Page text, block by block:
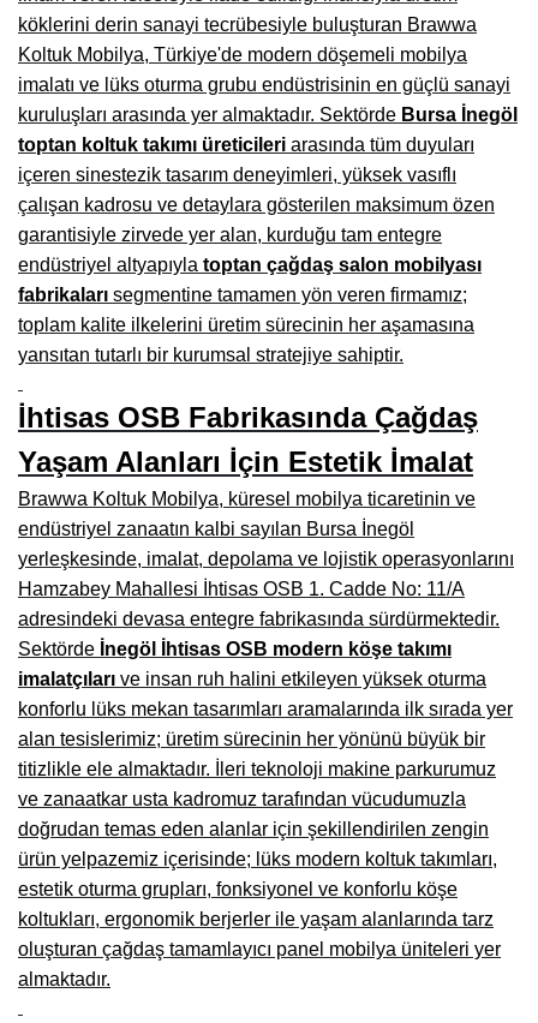
Burdur Mobilya İmalatçıları, Fabrikaları, Mağazaları
Eskişehir Mobilyacılar, Mobilya Mağazaları, Firmaları
Isparta Mobilyacılar, Mobilya Mağazaları, Fabrikaları
Çankırı Mobilyacılar, Mobilya Mağazaları, İmalatçıları
Mersin Mobilyacılar, Mobilya Mağazaları, Üreticileri
Antalya Mobilyacıları, Mobilya Mağazaları, Firmaları
Bolu Mobilyacılar, Mobilya Mağazaları, İmalatçıları
Kırklareli Mobilyacılar, Mobilya Firmaları, Mağazaları
Muğla Mobilyacılar, Mobilya Mağazaları, İmalatçıları
Kastamonu Mobilya Mağazaları, Firmaları
Sakarya Mobilyacılar, Mobilya Mağazaları, İmalatçıları
Manisa Mobilyacılar, Mobilya Fabrikaları, Mağazaları
Osmaniye Mobilyacılar, Mobilya Mağazaları, İmalatçıları
Düzce Mobilyacılar, Mobilya Mağazaları, Fabrikaları
Samsun Mobilyacıları, Mobilya Fabrikaları, Mağazaları
Balıkesir Mobilya Mağazaları, Fabrikaları, İmalatçıları
Kahramanmaraş Mobilya İmalatçıları, Mağazaları, Fabrikaları
Mardin Mobilyacılar, Mağazaları, İmalatçıları
Diyarbakır Mobilyacılar, Mobilya Firmaları, İmalatçıları
Şanlıurfa Mobilyacılar, Mobilya Mağazaları, Firmaları
Trabzon Mobilyacılar, Mobilya İmalatçıları, Mağazaları
köklerini derin sanayi tecrübesiyle buluşturan Brawwa
Koltuk Mobilya, Türkiye'de modern döşemeli mobilya
imalatı ve lüks oturma grubu endüstrisinin en güçlü sanayi
kuruluşları arasında yer almaktadır. Sektörde Bursa İnegöl
toptan koltuk takımı üreticileri arasında tüm duyuları
içeren sinestezik tasarım deneyimleri, yüksek vasıflı
çalışan kadrosu ve detaylara gösterilen maksimum özen
garantisiyle zirvede yer alan, kurduğu tam entegre
endüstriyel altyapıyla toptan çağdaş salon mobilyası
fabrikaları segmentine tamamen yön veren firmamız;
toplam kalite ilkelerini üretim sürecinin her aşamasına
yansıtan tutarlı bir kurumsal stratejiye sahiptir.
İhtisas OSB Fabrikasında Çağdaş
Yaşam Alanları İçin Estetik İmalat
Brawwa Koltuk Mobilya, küresel mobilya ticaretinin ve
endüstriyel zanaatın kalbi sayılan Bursa İnegöl
yerleşkesinde, imalat, depolama ve lojistik operasyonlarını
Hamzabey Mahallesi İhtisas OSB 1. Cadde No: 11/A
adresindeki devasa entegre fabrikasında sürdürmektedir.
Sektörde İnegöl İhtisas OSB modern köşe takımı
imalatçıları ve insan ruh halini etkileyen yüksek oturma
konforlu lüks mekan tasarımları aramalarında ilk sırada yer
alan tesislerimiz; üretim sürecinin her yönünü büyük bir
titizlikle ele almaktadır. İleri teknoloji makine parkurumuz
ve zanaatkar usta kadromuz tarafından vücudumuzla
doğrudan temas eden alanlar için şekillendirilen zengin
ürün yelpazemiz içerisinde; lüks modern koltuk takımları,
estetik oturma grupları, fonksiyonel ve konforlu köşe
koltukları, ergonomik berjerler ile yaşam alanlarında tarz
oluşturan çağdaş tamamlayıcı panel mobilya üniteleri yer
almaktadır.